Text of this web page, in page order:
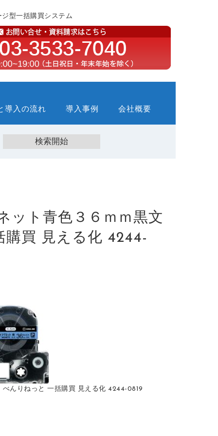
型一括購買システム
導入の流れ 導入事例 会社概要
ト青色３６ｍｍ黒文
買 見える化 4244-
んりねっと 一括購買 見える化 4244-0819